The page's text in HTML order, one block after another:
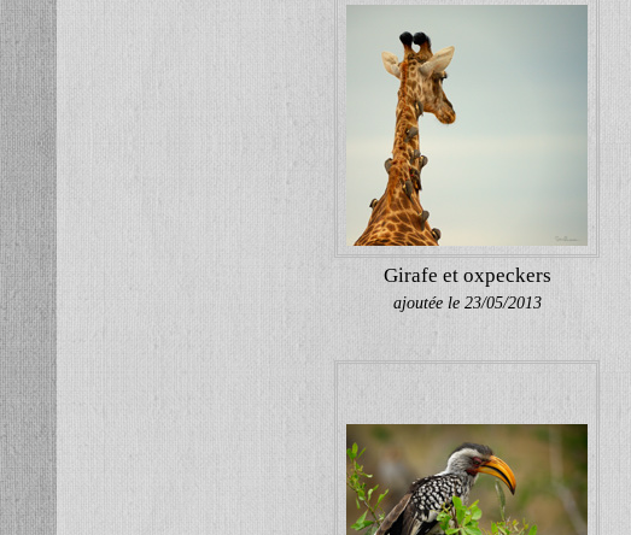
Girafe et oxpeckers
ajoutée le 23/05/2013